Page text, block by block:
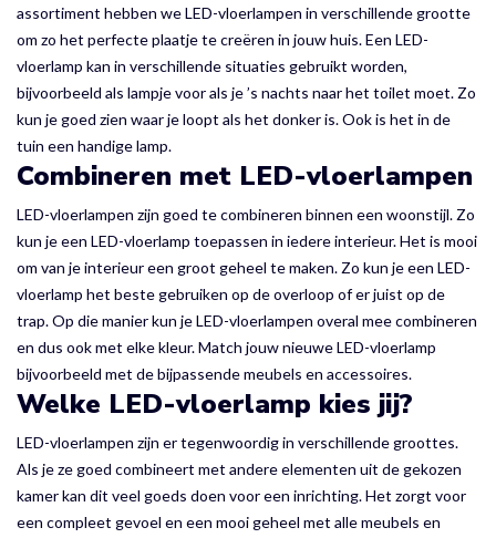
assortiment hebben we LED-vloerlampen in verschillende grootte
om zo het perfecte plaatje te creëren in jouw huis. Een LED-
vloerlamp kan in verschillende situaties gebruikt worden,
bijvoorbeeld als lampje voor als je ’s nachts naar het toilet moet. Zo
kun je goed zien waar je loopt als het donker is. Ook is het in de
tuin een handige lamp.
Combineren met LED-vloerlampen
LED-vloerlampen zijn goed te combineren binnen een woonstijl. Zo
kun je een LED-vloerlamp toepassen in iedere interieur. Het is mooi
om van je interieur een groot geheel te maken. Zo kun je een LED-
vloerlamp het beste gebruiken op de overloop of er juist op de
trap. Op die manier kun je LED-vloerlampen overal mee combineren
en dus ook met elke kleur. Match jouw nieuwe LED-vloerlamp
bijvoorbeeld met de bijpassende meubels en accessoires.
Welke LED-vloerlamp kies jij?
LED-vloerlampen zijn er tegenwoordig in verschillende groottes.
Als je ze goed combineert met andere elementen uit de gekozen
kamer kan dit veel goeds doen voor een inrichting. Het zorgt voor
een compleet gevoel en een mooi geheel met alle meubels en